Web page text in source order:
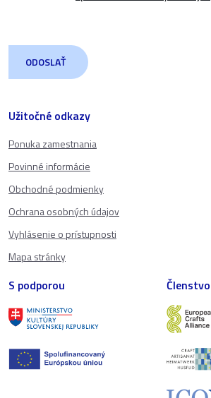
Užitočné odkazy
Ponuka zamestnania
Povinné informácie
Obchodné podmienky
Ochrana osobných údajov
Vyhlásenie o prístupnosti
Mapa stránky
S podporou Členstvo